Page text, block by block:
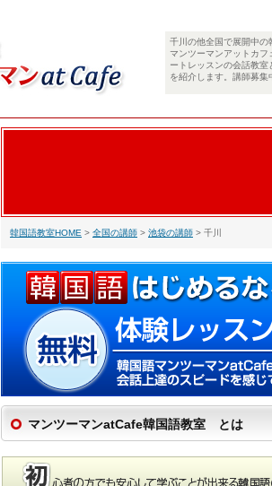
千川の他全国で展開中の
マンツーマンアットカフ
ートレッスンの会話教
を紹介します。講師募集
韓国語教室HOME > 全国の講師 > 池袋の講師 > 千川
マンツーマンatCafe韓国語教室 とは